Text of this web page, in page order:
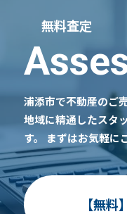
無料査定
浦添市で不動産のご
地域に精通したスタ
す。
まずはお気軽に
【無